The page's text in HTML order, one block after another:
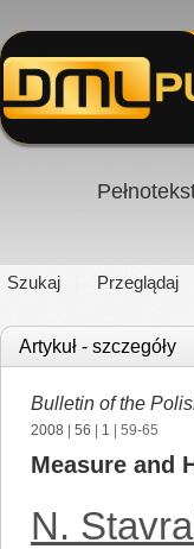
Szukaj Przeglądaj
Artykuł - szczegóły
Bulletin of the
2008 56 1 | 59-65
Measure and
N.